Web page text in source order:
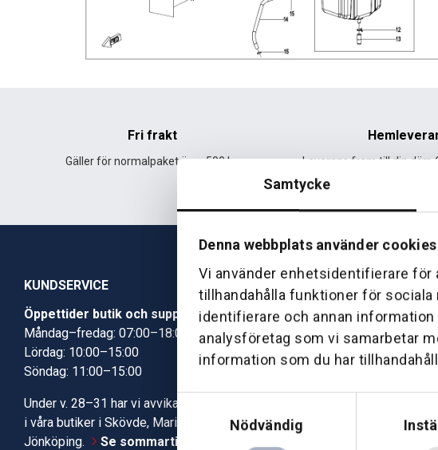
Samtycke
Denna webbplats använder cookies
Vi använder enhetsidentifierare för
tillhandahålla funktioner för sociala
identifierare och annan
analysföretag som vi samarbetar
information som du har
Samtyckesval
Nödvändig
Fri frakt
Gäller för normalpaket över 500 kr. Leverans fram till din dörr.
KUNDSERVICE
Öppettider butik och support
Måndag–fredag: 07:00–18:00
Lördag: 10:00–15:00
Söndag: 11:00–15:00
Under v. 28–31 har vi avvikande öppettider
i våra butiker i Skövde, Mariestad och
Jönköping.
Se sommartiderna här
Butik Skövde
Butik Jönköping
Kundcenter
Boka tid i verkstad